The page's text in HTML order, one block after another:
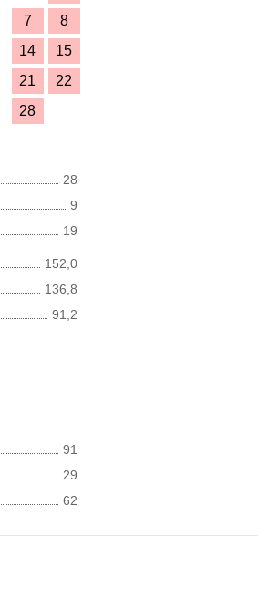
7
8
14
15
21
22
28
28
9
19
152,0
136,8
91,2
91
29
62